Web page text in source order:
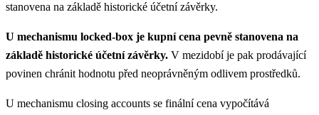
stanovena na základě historické účetní závěrky.
U mechanismu locked-box je kupní cena pevně stanovena na
základě historické účetní závěrky. V mezidobí je pak prodávající
povinen chránit hodnotu před neoprávněným odlivem prostředků.
U mechanismu closing accounts se finální cena vypočítává